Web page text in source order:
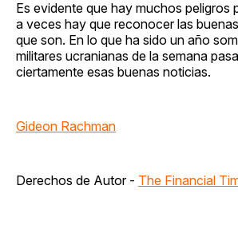
Es evidente que hay muchos peligros
a veces hay que reconocer las
que son. En lo que ha sido un año
militares ucranianas de la semana
ciertamente esas buenas noticias.
Gideon Rachman
Derechos de Autor - The Financial